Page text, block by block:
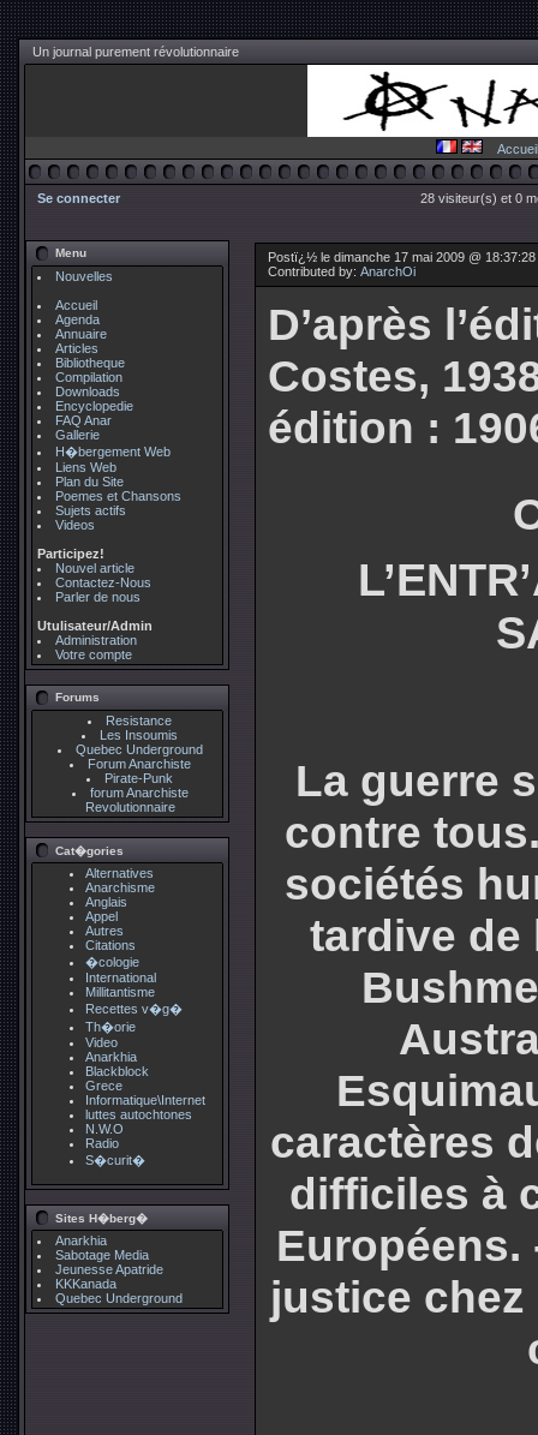
Un journal purement révolutionnaire
Accueil
Se connecter 28 visiteur(s) et 0
Menu
Nouvelles
Accueil
Agenda
Annuaire
Articles
Bibliotheque
Compilation
Downloads
Encyclopedie
FAQ Anar
Gallerie
H�bergement Web
Liens Web
Plan du Site
Poemes et Chansons
Sujets actifs
Videos
Participez!
Nouvel article
Contactez-Nous
Parler de nous
Utulisateur/Admin
Administration
Votre compte
Forums
Resistance
Les Insoumis
Quebec Underground
Forum Anarchiste
Pirate-Punk
forum Anarchiste
Revolutionnaire
Cat�gories
Alternatives
Anarchisme
Anglais
Appel
Autres
Citations
�cologie
International
Millitantisme
Recettes v�g�
Th�orie
Video
Anarkhia
Blackblock
Grece
Informatique\Internet
luttes autochtones
N.W.O
Radio
S�curit�
Sites H�berg�
Anarkhia
Sabotage Media
Jeunesse Apatride
KKKanada
Quebec Underground
Postï¿½ le dimanche 17 mai 2009 @
Contributed by: AnarchOi
D’après
Costes,
édition :
La guerre
contre
sociétés
tardive de
caractères
difficiles à
Européens.
justice chez